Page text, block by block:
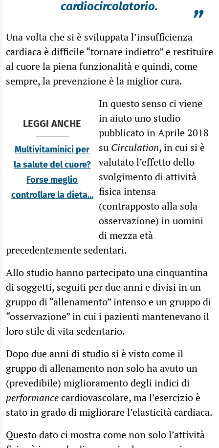
cardiocircolatorio. ”
Una volta che si è sviluppata l’insufficienza
cardiaca è difficile “tornare indietro” e restituire
al cuore la piena funzionalità e quindi, come
sempre, la prevenzione è la miglior cura.
LEGGI ANCHE
Multivitaminici per
la salute del cuore?
Forse meglio
controllare la dieta...
In questo senso ci viene
in aiuto uno studio
pubblicato in Aprile 2018
su Circulation, in cui si è
valutato l’effetto dello
svolgimento di attività
fisica intensa
(contrapposto alla sola
osservazione) in uomini
di mezza età
precedentemente sedentari.
Allo studio hanno partecipato una cinquantina
di soggetti, seguiti per due anni e divisi in un
gruppo di “allenamento” intenso e un gruppo di
“osservazione” in cui i pazienti mantenevano il
loro stile di vita sedentario.
Dopo due anni di studio si è visto come il
gruppo di allenamento non solo ha avuto un
(prevedibile) miglioramento degli indici di
performancecardiovascolare, ma l’esercizio è
stato in grado di migliorare l’elasticità cardiaca.
Questo dato ci mostra come non solo l’attività